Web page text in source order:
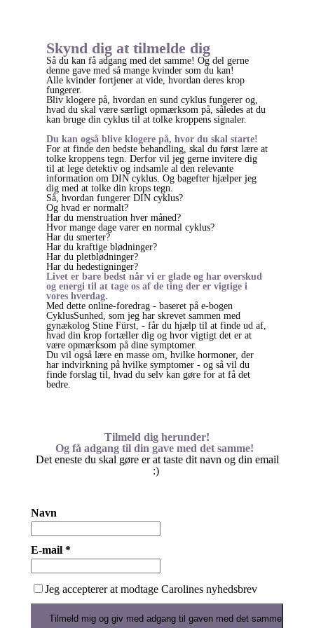
Skynd dig at tilmelde dig
Så du kan få adgang med det samme! Og del gerne
denne gave med så mange kvinder som du kan!
Alle kvinder fortjener at vide, hvordan deres krop
fungerer.
Bliv klogere på, hvordan en sund cyklus fungerer og,
hvad du skal være særligt opmærksom på, således at du
kan bruge din cyklus til at tolke kroppens signaler.
Du kan også blive klogere på, hvor du skal starte!
For at finde den bedste behandling, skal du først lære at
tolke kroppens tegn. Derfor vil jeg gerne invitere dig
til at lege detektiv og indsamle al den relevante
information om DIN cyklus. Og bagefter hjælper jeg
dig med at tolke din krops tegn.
Så, hvordan fungerer DIN cyklus?
Og hvad er normalt?
Har du menstruation hver måned?
Hvor mange dage varer en normal cyklus?
Har du smerter?
Har du kraftige blødninger?
Har du pletblødninger?
Har du hedestigninger?
Livet er bare bedst når vi er glade og har overskud
og energi til at tage os af de ting der er vigtige i
vores hverdag.
Med dette online-foredrag - baseret på e-bogen
CyklusSunhed, som jeg har skrevet sammen med
gynækolog Stine Fürst, - får du hjælp til at finde ud af,
hvad din krop fortæller dig og hvor vigtigt det er at
være opmærksom på dine symptomer.
Du vil også lære en masse om, hvilke hormoner, der
har indvirkning på hvilke symptomer - og så vil du
finde forslag til, hvad du selv kan gøre for at få det
bedre.
Tilmeld dig herunder!
Og få adgang til din gave med det samme!
Det eneste du skal gøre er at taste dit navn og din email
:)
Navn
E-mail *
Jeg accepterer at modtage Carolines nyhedsbrev